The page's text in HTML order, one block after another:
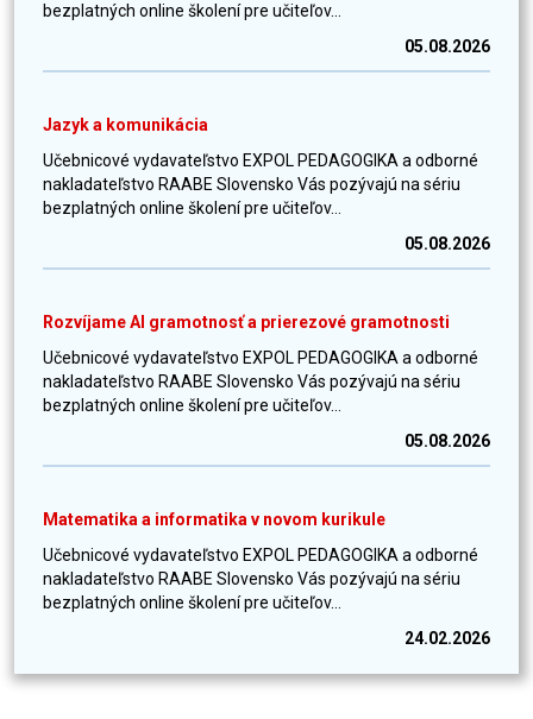
bezplatných online školení pre učiteľov...
05.08.2026
Jazyk a komunikácia
Učebnicové vydavateľstvo EXPOL PEDAGOGIKA a odborné
nakladateľstvo RAABE Slovensko Vás pozývajú na sériu
bezplatných online školení pre učiteľov...
05.08.2026
Rozvíjame AI gramotnosť a prierezové gramotnosti
Učebnicové vydavateľstvo EXPOL PEDAGOGIKA a odborné
nakladateľstvo RAABE Slovensko Vás pozývajú na sériu
bezplatných online školení pre učiteľov...
05.08.2026
Matematika a informatika v novom kurikule
Učebnicové vydavateľstvo EXPOL PEDAGOGIKA a odborné
nakladateľstvo RAABE Slovensko Vás pozývajú na sériu
bezplatných online školení pre učiteľov...
24.02.2026